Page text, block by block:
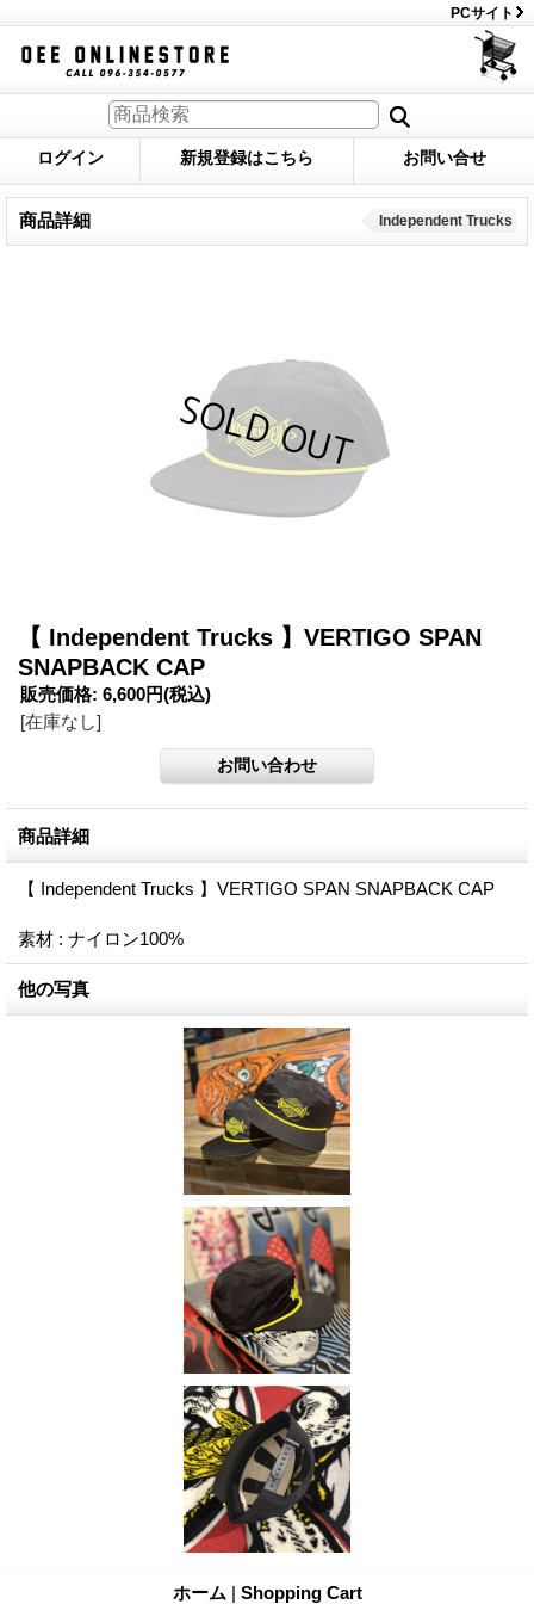
PCサイト
ログイン 新規登録はこちら お問い合せ
商品詳細 Independent Trucks
【 Independent Trucks 】VERTIGO SPAN
SNAPBACK CAP
販売価格: 6,600円(税込)
[在庫なし]
商品詳細
【 Independent Trucks 】VERTIGO SPAN SNAPBACK CAP
素材 : ナイロン100%
他の写真
ホーム | Shopping Cart